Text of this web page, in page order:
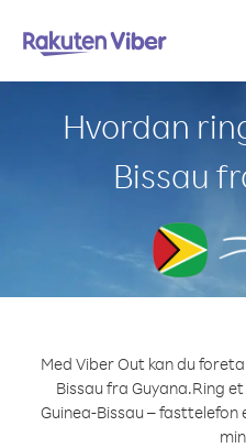
Hvordan
Bissau
Med Viber Out kan du
Bissau fra Guyana.Ring
Guinea-Bissau – fasttelefon